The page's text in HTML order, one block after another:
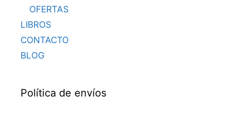
OFERTAS
LIBROS
CONTACTO
BLOG
Política de envíos